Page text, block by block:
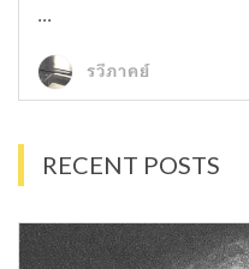
...
รวีภาคย์
RECENT POSTS